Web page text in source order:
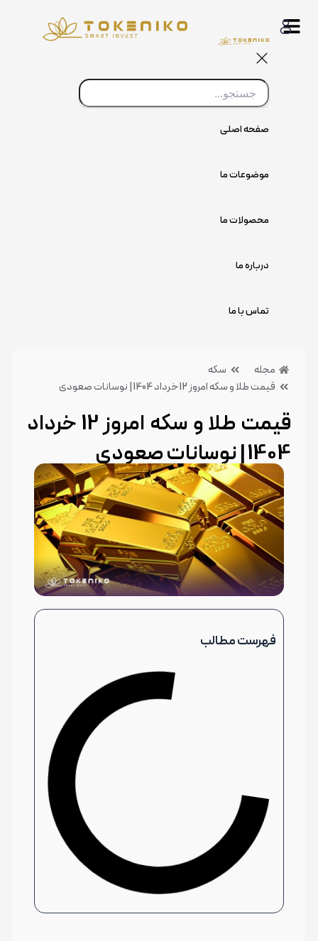
صفحه اصلی
موضوعات ما
محصولات ما
درباره ما
تماس با ما
مجله
سکه
قیمت طلا و سکه امروز 12 خرداد 1404 | نوسانات صعودی
قیمت طلا و سکه امروز 12 خرداد
1404 | نوسانات صعودی
10 تیر 1404 بدون دیدگاه دسته بندی:سکه
فهرست مطالب